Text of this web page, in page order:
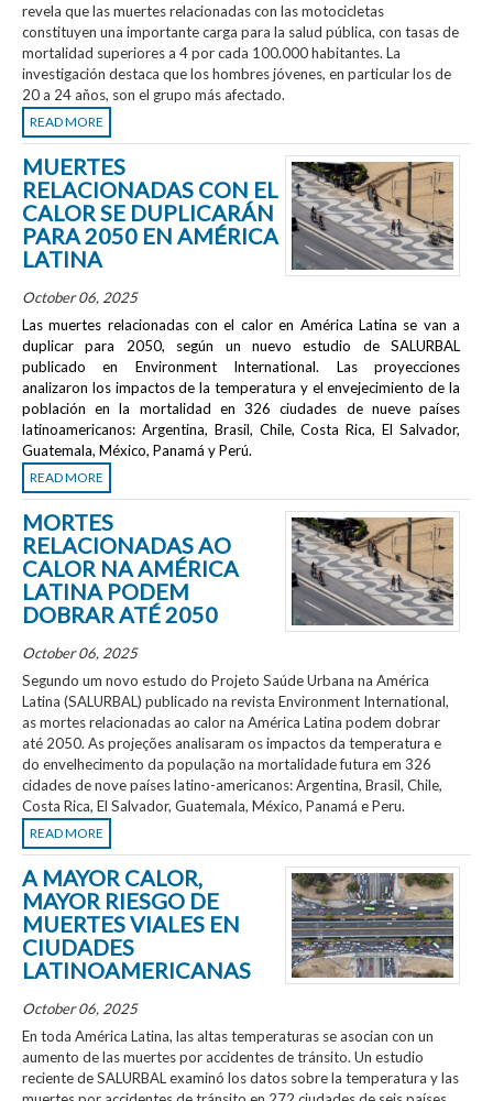
revela que las muertes relacionadas con las motocicletas
constituyen una importante carga para la salud pública, con tasas de
mortalidad superiores a 4 por cada 100.000 habitantes. La
investigación destaca que los hombres jóvenes, en particular los de
20 a 24 años, son el grupo más afectado.
READ MORE
MUERTES
RELACIONADAS CON EL
CALOR SE DUPLICARÁN
PARA 2050 EN AMÉRICA
LATINA
October 06, 2025
Las muertes relacionadas con el calor en América Latina se van a
duplicar para 2050, según un nuevo estudio de SALURBAL
publicado en Environment International. Las proyecciones
analizaron los impactos de la temperatura y el envejecimiento de la
población en la mortalidad en 326 ciudades de nueve países
latinoamericanos: Argentina, Brasil, Chile, Costa Rica, El Salvador,
Guatemala, México, Panamá y Perú.
READ MORE
MORTES
RELACIONADAS AO
CALOR NA AMÉRICA
LATINA PODEM
DOBRAR ATÉ 2050
October 06, 2025
Segundo um novo estudo do Projeto Saúde Urbana na América
Latina (SALURBAL) publicado na revista Environment International,
as mortes relacionadas ao calor na América Latina podem dobrar
até 2050. As projeções analisaram os impactos da temperatura e
do envelhecimento da população na mortalidade futura em 326
cidades de nove países latino-americanos: Argentina, Brasil, Chile,
Costa Rica, El Salvador, Guatemala, México, Panamá e Peru.
READ MORE
A MAYOR CALOR,
MAYOR RIESGO DE
MUERTES VIALES EN
CIUDADES
LATINOAMERICANAS
October 06, 2025
En toda América Latina, las altas temperaturas se asocian con un
aumento de las muertes por accidentes de tránsito. Un estudio
reciente de SALURBAL examinó los datos sobre la temperatura y las